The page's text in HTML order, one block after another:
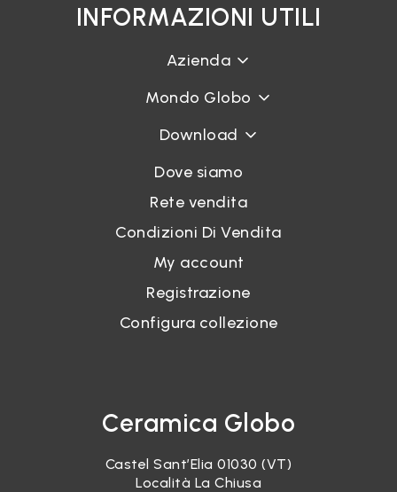
INFORMAZIONI UTILI
Azienda
Mondo Globo
Download
Dove siamo
Rete vendita
Condizioni Di Vendita
My account
Registrazione
Configura collezione
Ceramica Globo
Castel Sant’Elia 01030 (VT)
Località La Chiusa